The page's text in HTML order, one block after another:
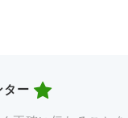
ター